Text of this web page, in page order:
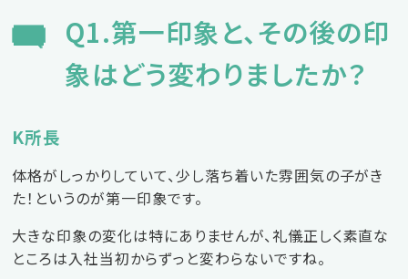
Q1.第一印象と、その後の印
象はどう変わりましたか？
K所長
体格がしっかりしていて、少し落ち着いた雰囲気の子がき
た！というのが第一印象です。
大きな印象の変化は特にありませんが、礼儀正しく素直な
ところは入社当初からずっと変わらないですね。